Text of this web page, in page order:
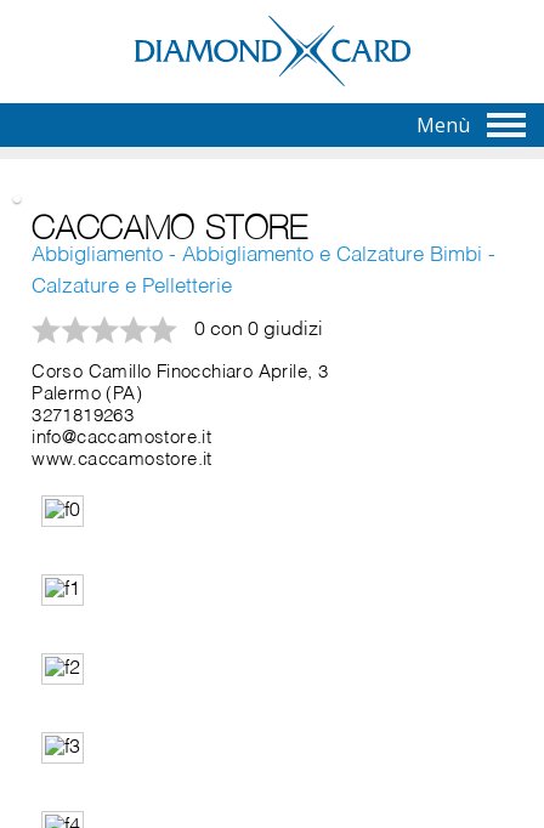
Menù
CACCAMO STORE
Abbigliamento - Abbigliamento e Calzature Bimbi -
Calzature e Pelletterie
0 con 0 giudizi
Corso Camillo Finocchiaro Aprile, 3
Palermo (PA)
3271819263
info@caccamostore.it
www.caccamostore.it